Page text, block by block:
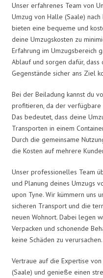
Unser erfahrenes Team von
Umzug von Halle (Saale)
bieten eine bequeme und
deine Umzugskosten zu
Erfahrung im Umzugsbereich
Ablauf und sorgen dafür,
Gegenstände sicher ans Ziel
Bei der Beiladung kannst du
profitieren, da der verfügbare
Das bedeutet, dass deine
Transporten in einem
Durch die gemeinsame
die Kosten auf mehrere
Unser professionelles Team
und Planung deines Umzugs
upon Tyne. Wir kümmern uns
sicheren Transport und die
neuen Wohnort. Dabei legen
Verpacken und schonende
keine Schäden zu verursachen.
Vertraue auf die Expertise
(Saale) und genieße einen